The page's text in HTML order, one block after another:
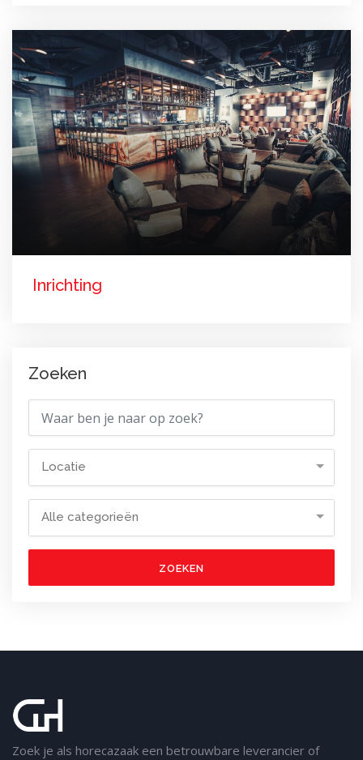
Inrichting
Zoeken
Locatie
Alle categorieën
ZOEKEN
Zoek je als horecazaak een betrouwbare leverancier of